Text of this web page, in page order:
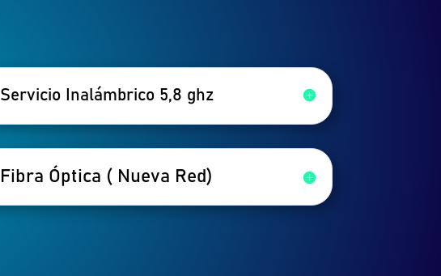
Servicio Inalámbrico 5,8 ghz
Fibra Óptica ( Nueva Red)